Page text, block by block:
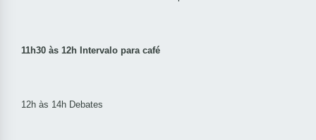
11h30 às 12h Intervalo para café
12h às 14h Debates